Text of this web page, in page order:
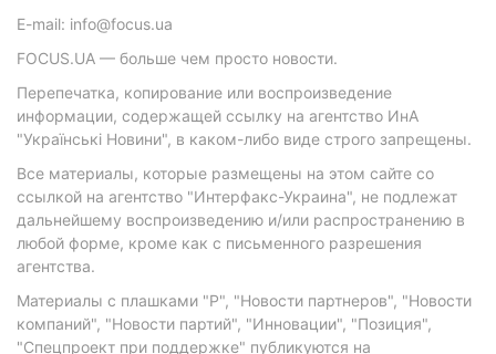
E-mail: info@focus.ua
FOCUS.UA — больше чем просто новости.
Перепечатка, копирование или воспроизведение
информации, содержащей ссылку на агентство ИнА
"Українські Новини", в каком-либо виде строго запрещены.
Все материалы, которые размещены на этом сайте со
ссылкой на агентство "Интерфакс-Украина", не подлежат
дальнейшему воспроизведению и/или распространению в
любой форме, кроме как с письменного разрешения
агентства.
Материалы с плашками "Р", "Новости партнеров", "Новости
компаний", "Новости партий", "Инновации", "Позиция",
"Спецпроект при поддержке" публикуются на